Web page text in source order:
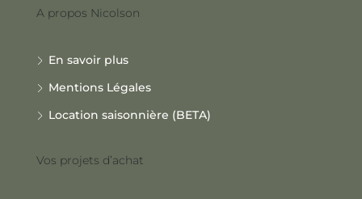
A propos Nicolson
En savoir plus
Mentions Légales
Location saisonnière (BETA)
Vos projets d’achat